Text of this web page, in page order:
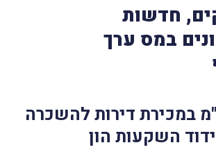
חדשות
במס ערך
במכירת דירות להשכרה
השקעות הון